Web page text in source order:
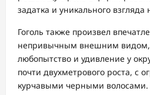
задатка и уникального взгляда
Гоголь также произвел
непривычным внешним видом,
любопытство и удивление у
почти двухметрового роста, с
курчавыми черными волосами.